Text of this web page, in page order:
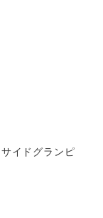
イドグランピ